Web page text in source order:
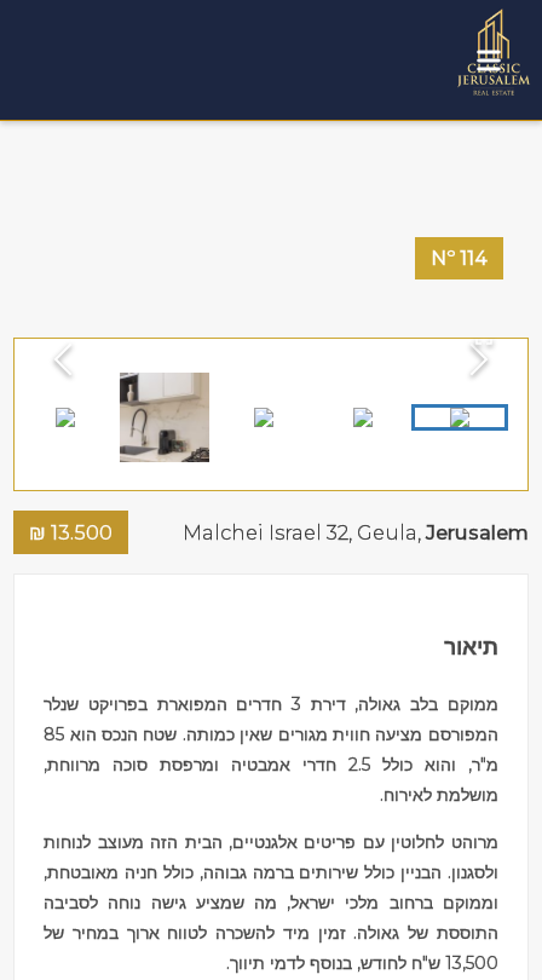
Nº114
Malchei Israel 32, Geula,Jerusalem
13.500
₪
תיאור
ממוקם בלב גאולה, דירת 3 חדרים המפוארת בפרויקט שנלר
המפורסם מציעה חווית מגורים שאין כמותה. שטח הנכס הוא 85
מ"ר, והוא כולל 2.5 חדרי אמבטיה ומרפסת סוכה מרווחת,
מושלמת לאירוח.
מרוהט לחלוטין עם פריטים אלגנטיים, הבית הזה מעוצב לנוחות
ולסגנון. הבניין כולל שירותים ברמה גבוהה, כולל חניה מאובטחת,
וממוקם ברחוב מלכי ישראל, מה שמציע גישה נוחה לסביבה
התוססת של גאולה. זמין מיד להשכרה לטווח ארוך במחיר של
13,500 ש"ח לחודש, בנוסף לדמי תיווך.